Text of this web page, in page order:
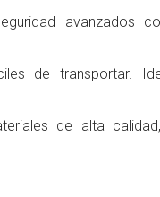
avanzados
de transportar.
de alta